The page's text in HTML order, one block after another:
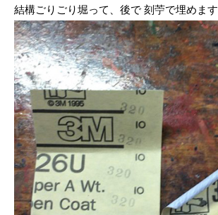
結構ごりごり堀って、後で 刻苧で埋めます